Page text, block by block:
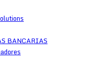
BANCARIAS